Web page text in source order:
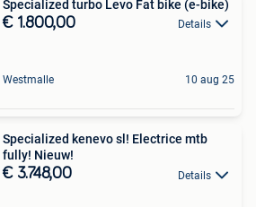
Specialized turbo Levo Fat bike (e-bike)
€ 1.800,00 Details
Westmalle 10 aug 25
Specialized kenevo sl! Electrice mtb
fully! Nieuw!
€ 3.748,00 Details